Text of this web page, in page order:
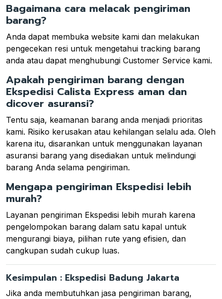
Bagaimana cara melacak pengiriman
barang?
Anda dapat membuka website kami dan melakukan
pengecekan resi untuk mengetahui tracking barang
anda atau dapat menghubungi Customer Service kami.
Apakah pengiriman barang dengan
Ekspedisi Calista Express aman dan
dicover asuransi?
Tentu saja, keamanan barang anda menjadi prioritas
kami. Risiko kerusakan atau kehilangan selalu ada. Oleh
karena itu, disarankan untuk menggunakan layanan
asuransi barang yang disediakan untuk melindungi
barang Anda selama pengiriman.
Mengapa pengiriman Ekspedisi lebih
murah?
Layanan pengiriman Ekspedisi lebih murah karena
pengelompokan barang dalam satu kapal untuk
mengurangi biaya, pilihan rute yang efisien, dan
cangkupan sudah cukup luas.
Kesimpulan : Ekspedisi Badung Jakarta
Jika anda membutuhkan jasa pengiriman barang,